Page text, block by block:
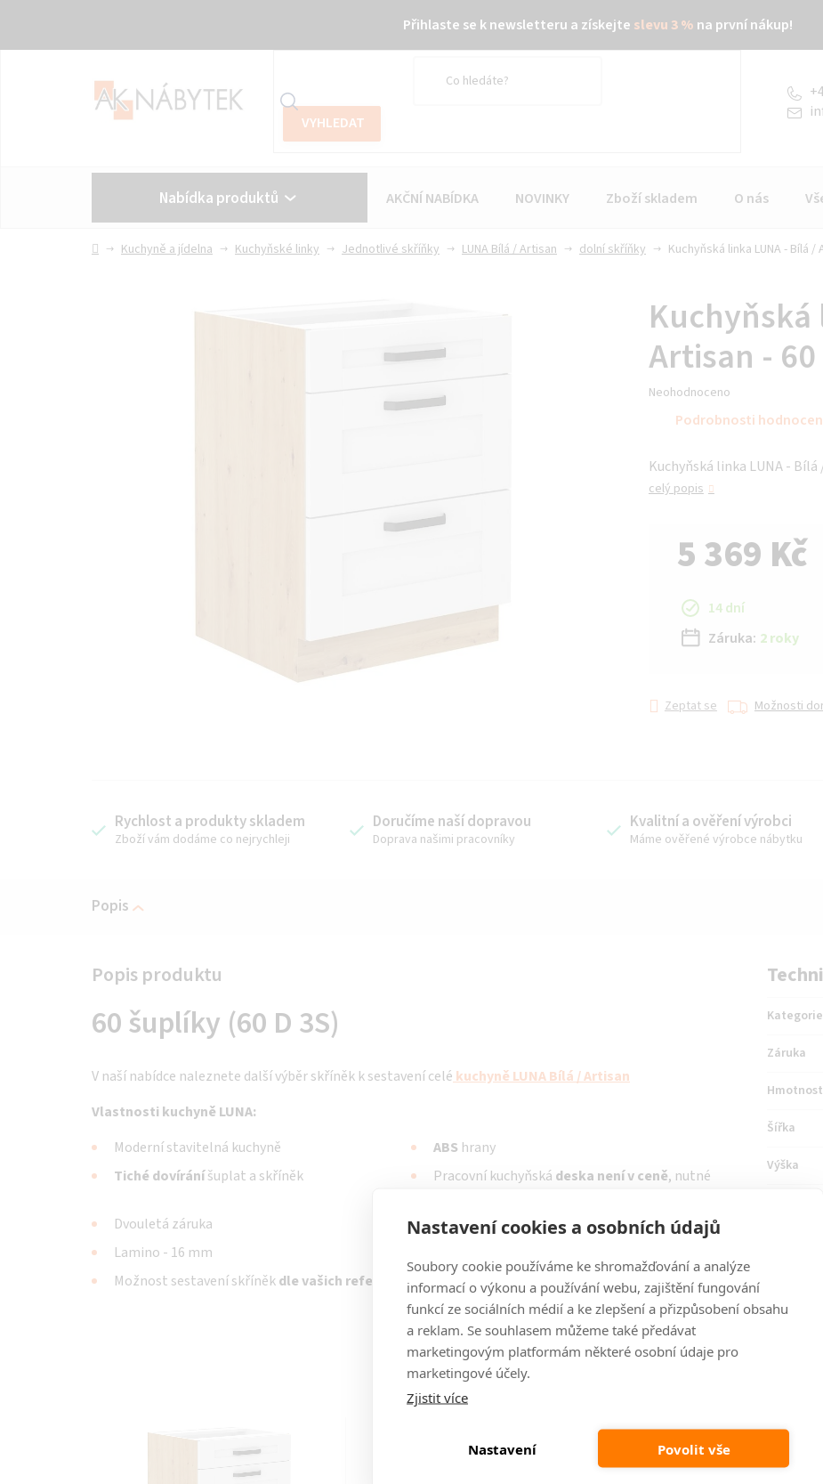
Nastavení cookies a osobních údajů
Soubory cookie používáme ke shromažďování a analýze
informací o výkonu a používání webu, zajištění fungování
funkcí ze sociálních médií a ke zlepšení a přizpůsobení obsahu
a reklam. Se souhlasem můžeme také předávat
marketingovým platformám některé osobní údaje pro
marketingové účely.
Zjistit více
Nastavení Povolit vše
Přihlaste se k newsletteru a získejte slevu 3 % na první nákup!
Nabídka produktů AKČNÍ NABÍDKA NOVINKY Zboží skladem O nás
Vše o nákupu Kontakt
DomůKuchyně a jídelna Kuchyňské linky Jednotlivé skříňky LUNA Bílá / Artisan dolní skříňky Kuchyňská linka LUNA - Bílá
Kuchyňská
Artisan -
Průměrné
hodnocení
produktu
0,0
z 5
Neohodnoceno
Podrobnosti
Kuchyňská linka LUNA -
celý popis
5 369 Kč
14 dní
Záruka: 2 roky
Zeptat se Možnosti
Rychlost a produkty skladem
Zboží vám dodáme co nejrychleji
Doručíme naší dopravou
Doprava našimi pracovníky
Kvalitní a ověření výrobci
Máme ověřené výrobce nábytku
Popis
60 šuplíky (60 D 3S)
V naší nabídce naleznete další výběr skříněk k sestavení celé kuchyně LUNA Bílá / Artisan
Vlastnosti kuchyně LUNA:
Moderní stavitelná kuchyně
ABS hrany
Tiché dovíráníšuplat a skříněk Pracovní kuchyňská deska není v ceně, nutné
Dvouletá záruka
KorpusArtisan, dvířka Bílá
Lamino - 16 mm
Možnost sestavení skříněkdle vašich referencí
Kategorie
Záruka
Hmotnost
Šířka
Výška
Naposledy prohlížené